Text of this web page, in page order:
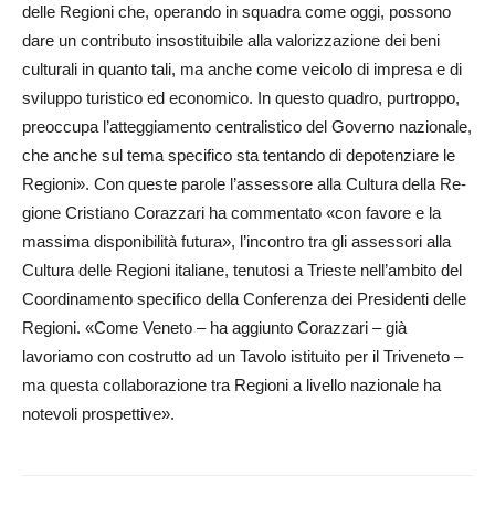
delle Regioni che, operando in squadra come oggi, possono
dare un contributo insostituibile alla valorizzazione dei beni
culturali in quanto tali, ma anche come veicolo di impresa e di
sviluppo turistico ed economico. In questo quadro, purtroppo,
preoccupa l’atteggiamento centralistico del Governo nazionale,
che anche sul tema specifico sta tentando di depotenziare le
Regioni». Con queste parole l’assessore alla Cultura della Re­
gio­ne Cristiano Corazzari ha commentato «con favore e la
massima disponibilità futura», l’incontro tra gli assessori alla
Cultura delle Regioni italiane, tenutosi a Trieste nell’ambito del
Coordinamento specifico della Conferenza dei Presidenti delle
Regioni. «Come Veneto – ha aggiunto Corazzari – già
lavoriamo con costrutto ad un Tavolo istituito per il Triveneto –
ma questa collaborazione tra Regioni a livello nazionale ha
notevoli prospettive».